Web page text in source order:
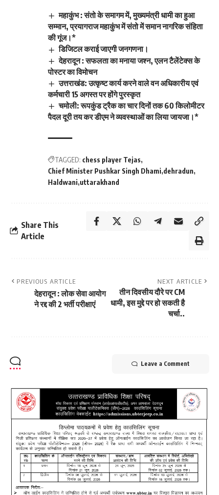
महाकुंभ : संतो के समागम में, मुख्यमंत्री धामी का हुआ
सम्मान, प्रयागराज महाकुंभ में संतो में समान नागरिक संहिता
की गूंज।*
डिजिटल कराई जाएगी जनगणना।
देहरादून : सफलता का मनाया जश्न, एलन टैलेंटेक्स के
पोस्टर का विमोचन
उत्तराखंड: उत्कृष्ट कार्य करने वाले वन अधिकारीय एवं
कर्मचारी 15 अगस्त पर होंगे पुरस्कृत
चमोली: रूपकुंड ट्रैक का चार दिनों तक 60 किलोमीटर
पैदल दूरी तय कर डीएम ने व्यवस्थाओं का लिया जायजा।*
TAGGED: chess player Tejas
Chief Minister Pushkar Singh Dhami dehradun
Haldwani uttarakhand
Share This
Article
PREVIOUS ARTICLE
देहरादून : लोक सेवा आयोग
ने रद्द की 2 भर्ती परीक्षाएं
NEXT ARTICLE
तीन दिवसीय दौरे पर CM
धामी, इस मुद्दे पर हो सकती है
चर्चा..
Leave a Comment